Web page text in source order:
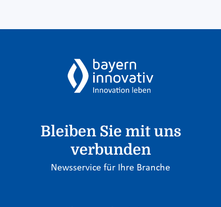
Bleiben Sie mit uns
verbunden
Newsservice für Ihre Branche